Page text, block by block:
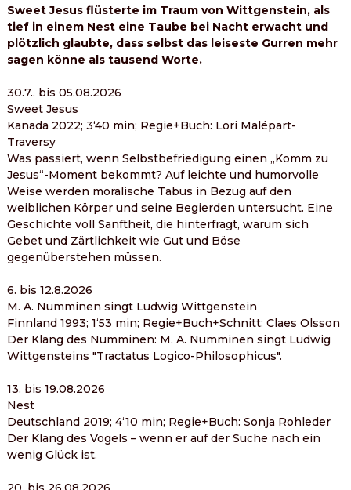
Sweet Jesus flüsterte im Traum von Wittgenstein, als
tief in einem Nest eine Taube bei Nacht erwacht und
plötzlich glaubte, dass selbst das leiseste Gurren mehr
sagen könne als tausend Worte.
30.7.. bis 05.08.2026
Sweet Jesus
Kanada 2022; 3‘40 min; Regie+Buch: Lori Malépart-
Traversy
Was passiert, wenn Selbstbefriedigung einen „Komm zu
Jesus“-Moment bekommt? Auf leichte und humorvolle
Weise werden moralische Tabus in Bezug auf den
weiblichen Körper und seine Begierden untersucht. Eine
Geschichte voll Sanftheit, die hinterfragt, warum sich
Gebet und Zärtlichkeit wie Gut und Böse
gegenüberstehen müssen.
6. bis 12.8.2026
M. A. Numminen singt Ludwig Wittgenstein
Finnland 1993; 1‘53 min; Regie+Buch+Schnitt: Claes Olsson
Der Klang des Numminen: M. A. Numminen singt Ludwig
Wittgensteins "Tractatus Logico-Philosophicus".
13. bis 19.08.2026
Nest
Deutschland 2019; 4‘10 min; Regie+Buch: Sonja Rohleder
Der Klang des Vogels – wenn er auf der Suche nach ein
wenig Glück ist.